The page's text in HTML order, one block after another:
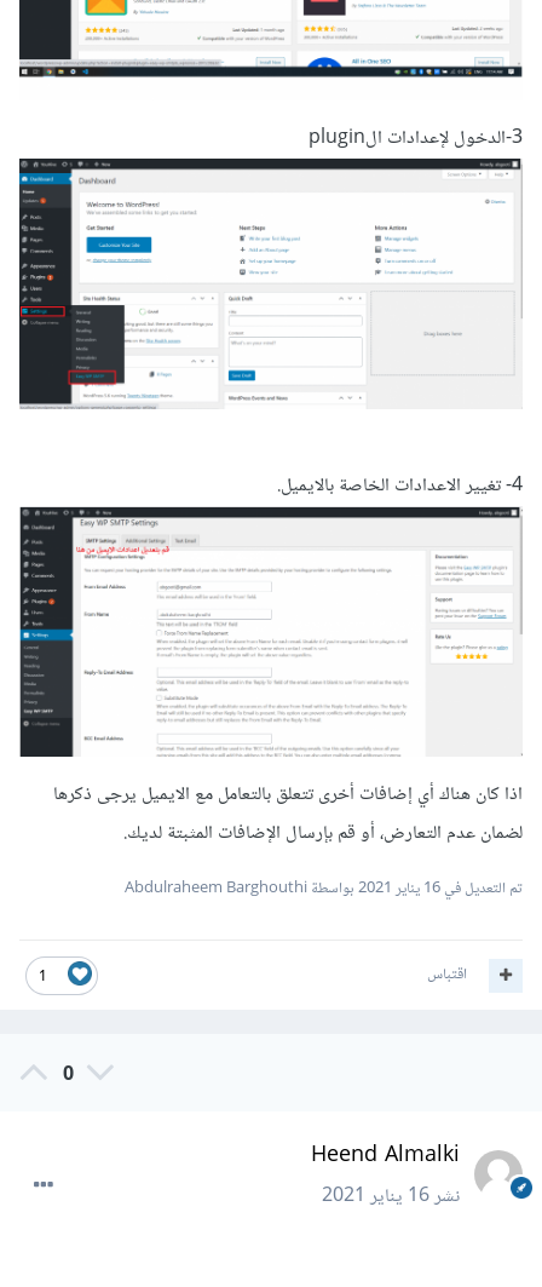
3-الدخول لإعدادات الplugin
4- تغيير الاعدادات الخاصة بالايميل.
اذا كان هناك أي إضافات أخرى تتعلق بالتعامل مع الايميل يرجى ذكرها
لضمان عدم التعارض، أو قم بإرسال الإضافات المثبتة لديك.
تم التعديل في16 يناير 2021 بواسطة Abdulraheem Barghouthi
1 اقتباس
0
Heend Almalki
نشر16 يناير 2021